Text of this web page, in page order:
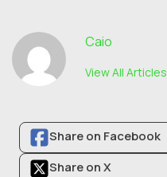
Caio
View All Articles
Share on Facebook
Share on X